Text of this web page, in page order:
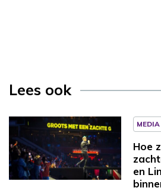
Lees ook
Hoe
en